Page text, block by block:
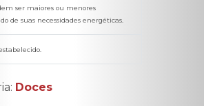
ser maiores ou menores
de suas necessidades energéticas.
Doces